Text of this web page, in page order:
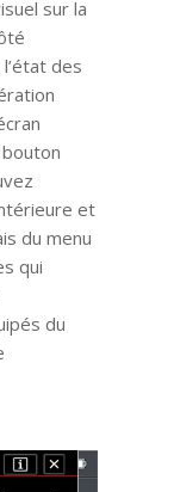
sur la
des
et
du menu
qui
du